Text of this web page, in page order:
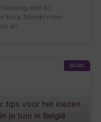
belang, ook bij
Ibiza. Steeds meer
en
BLOG